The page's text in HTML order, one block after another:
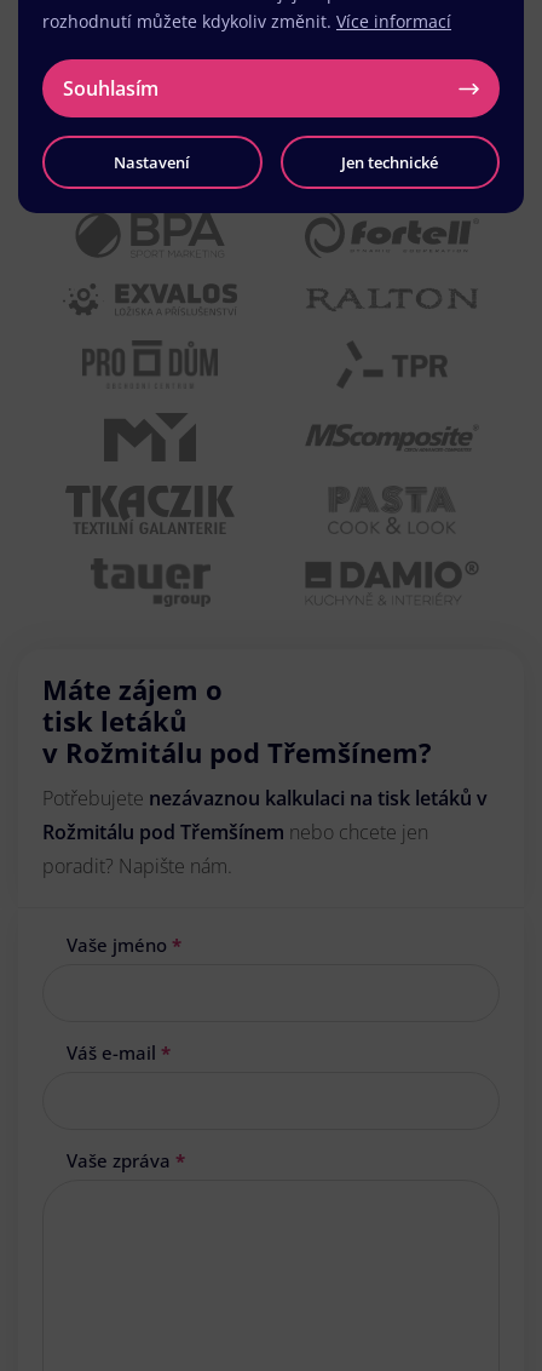
Máte zájem o
tisk letáků
v Rožmitálu pod Třemšínem?
Potřebujete nezávaznou kalkulaci na tisk letáků v
Rožmitálu pod Třemšínem nebo chcete jen
poradit? Napište nám.
Vaše jméno *
Váš e-mail *
Vaše zpráva *
rozhodnutí můžete kdykoliv změnit. Více informací
Souhlasím
Nastavení Jen technické